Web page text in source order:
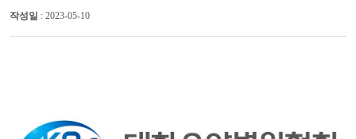
작성일 : 2023-05-10